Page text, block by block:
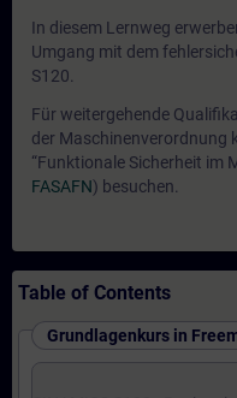
In diesem Lernweg
Umgang mit dem
S120.
Für weitergehende
der Maschinenverordnung
“Funktionale Sicherheit im
FASAFN) besuchen.
Table of Contents
Grundlagenkurs in